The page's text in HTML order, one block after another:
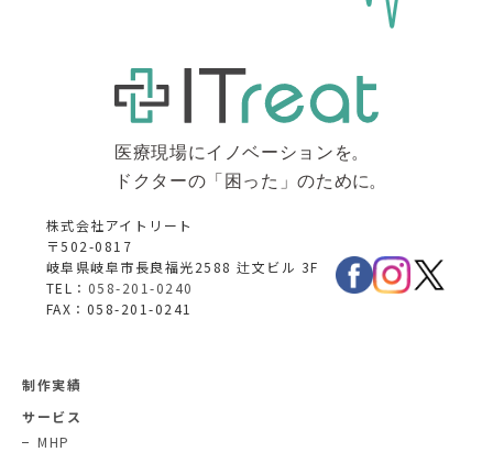
株式会社アイトリート
〒502-0817
岐阜県岐阜市長良福光2588 辻文ビル 3F
TEL： 058-201-0240
FAX：058-201-0241
制作実績
サービス
MHP